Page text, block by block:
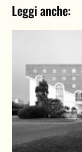
Leggi anche: